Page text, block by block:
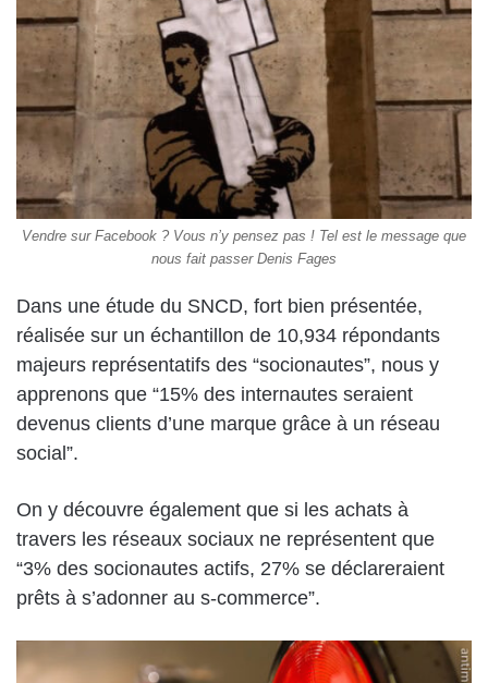
Vendre sur Facebook ? Vous n’y pensez pas ! Tel est le message que
nous fait passer Denis Fages
Dans une étude du SNCD, fort bien présentée,
réalisée sur un échantillon de 10,934 répondants
majeurs représentatifs des “socionautes”, nous y
apprenons que “15% des internautes seraient
devenus clients d’une marque grâce à un réseau
social”.
On y découvre également que si les achats à
travers les réseaux sociaux ne représentent que
“3% des socionautes actifs, 27% se déclareraient
prêts à s’adonner au s-commerce”.